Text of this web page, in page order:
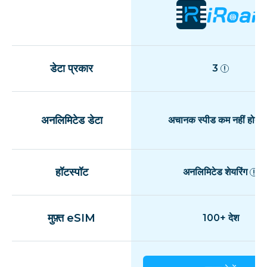
डेटा प्रकार 3
अनलिमिटेड डेटा अचानक स्पीड कम नहीं होती
हॉटस्पॉट अनलिमिटेड शेयरिंग
मुफ़्त eSIM 100+ देश